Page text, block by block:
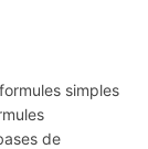
simples
de